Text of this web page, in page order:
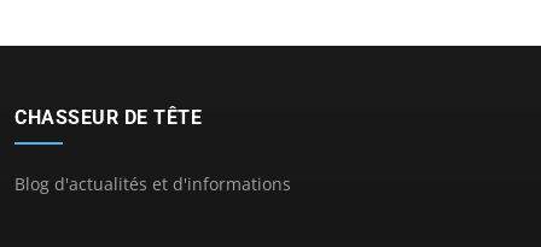
CHASSEUR DE TÊTE
Blog d'actualités et d'informations